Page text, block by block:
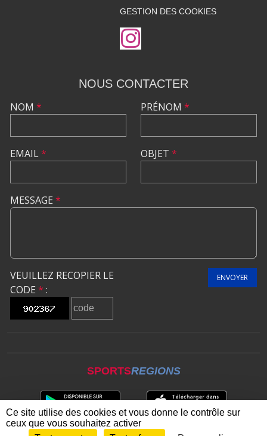
GESTION DES COOKIES
NOUS CONTACTER
NOM *
EMAIL*
PRÉNOM *
OBJET *
MESSAGE *
VEUILLEZ RECOPIER LE
CODE * :
ENVOYER
SPORTSREGIONS
Ce site utilise des cookies et vous donne le contrôle sur
ceux que vous souhaitez activer